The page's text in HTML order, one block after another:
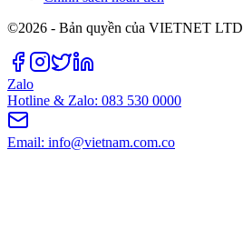
©2026 - Bản quyền của VIETNET LTD
Zalo
Hotline & Zalo: 083 530 0000
Email: info@vietnam.com.co